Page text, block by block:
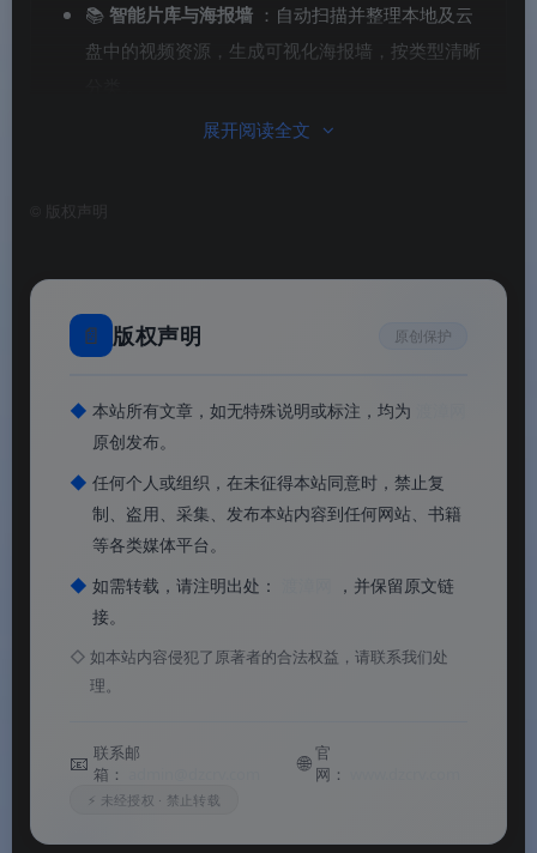
📚智能片库与海报墙 ：自动扫描并整理本地及云
盘中的视频资源，生成可视化海报墙，按类型清晰
多端同步与断点续播：支持PC、安卓、iOS、
📱
迅雷影音电脑版 迅雷影音电脑版
展开阅读全文
版权声明
📄 版权声明 原创保护
◆ 本站所有文章，如无特殊说明或标注，均为
原创发布。
◆ 任何个人或组织，在未征得本站同意时，禁止复
制、盗用、采集、发布本站内容到任何网站、书籍
等各类媒体平台。
◆ 如需转载，请注明出处：
，并保留原文链
接。
◇ 如本站内容侵犯了原著者的合法权益，请联系我们处
理。
📧 联系邮
箱：
🌐官
网：
⚡ 未经授权 · 禁止转载